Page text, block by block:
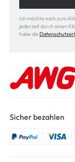
Ich möchte mich zum
jederzeit durch einen
habe die
Sicher bezahlen